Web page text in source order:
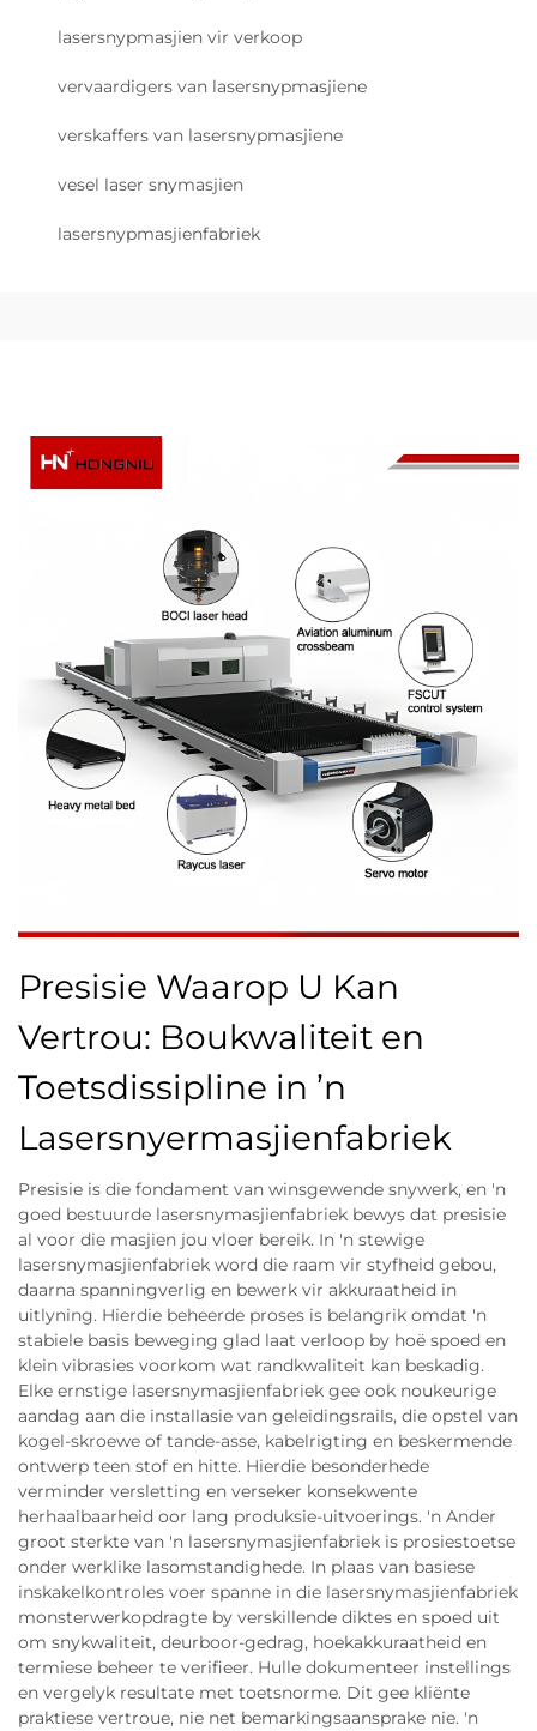
lasersnypmasjien vir verkoop
vervaardigers van lasersnypmasjiene
verskaffers van lasersnypmasjiene
vesel laser snymasjien
lasersnypmasjienfabriek
Presisie Waarop U Kan
Vertrou: Boukwaliteit en
Toetsdissipline in ’n
Lasersnyermasjienfabriek
Presisie is die fondament van winsgewende snywerk, en 'n
goed bestuurde lasersnymasjienfabriek bewys dat presisie
al voor die masjien jou vloer bereik. In 'n stewige
lasersnymasjienfabriek word die raam vir styfheid gebou,
daarna spanningverlig en bewerk vir akkuraatheid in
uitlyning. Hierdie beheerde proses is belangrik omdat 'n
stabiele basis beweging glad laat verloop by hoë spoed en
klein vibrasies voorkom wat randkwaliteit kan beskadig.
Elke ernstige lasersnymasjienfabriek gee ook noukeurige
aandag aan die installasie van geleidingsrails, die opstel van
kogel-skroewe of tande-asse, kabelrigting en beskermende
ontwerp teen stof en hitte. Hierdie besonderhede
verminder versletting en verseker konsekwente
herhaalbaarheid oor lang produksie-uitvoerings. 'n Ander
groot sterkte van 'n lasersnymasjienfabriek is prosiestoetse
onder werklike lasomstandighede. In plaas van basiese
inskakelkontroles voer spanne in die lasersnymasjienfabriek
monsterwerkopdragte by verskillende diktes en spoed uit
om snykwaliteit, deurboor-gedrag, hoekakkuraatheid en
termiese beheer te verifieer. Hulle dokumenteer instellings
en vergelyk resultate met toetsnorme. Dit gee kliënte
praktiese vertroue, nie net bemarkingsaansprake nie. 'n